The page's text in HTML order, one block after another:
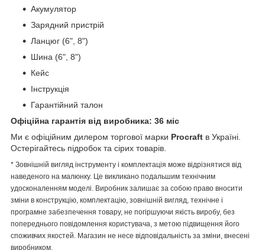
Акумулятор
Зарядний пристрій
Ланцюг (6", 8")
Шина (6", 8")
Кейс
Інструкція
Гарантійний талон
Офіційна гарантія від виробника: 36 міс
Ми є офіційним дилером торгової марки Procraft в Україні.
Остерігайтесь підробок та сірих товарів.
* Зовнішній вигляд інструменту і комплектація може відрізнятися від
наведеного на малюнку. Це викликано подальшим технічним
удосконаленням моделі. Виробник залишає за собою право вносити
зміни в конструкцію, комплектацію, зовнішній вигляд, технічне і
програмне забезпечення товару, не погіршуючи якість виробу, без
попереднього повідомлення користувача, з метою підвищення його
споживчих якостей. Магазин не несе відповідальність за зміни, внесені
виробником.